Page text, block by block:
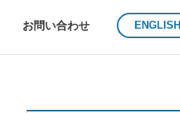
お問い合わせ ENGLISH